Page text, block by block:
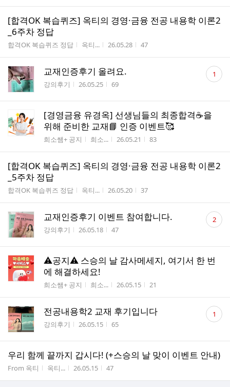
[합격OK 복습퀴즈] 옥티의 경영·금융 전공 내용학 이론2
_6주차 정답
게시판명
합격OK 복습퀴즈 정답 작성자
옥티... 작성시간
26.05.28 조회수
47
교재인증후기 올려요.
게시판명
강의후기 작성시간
26.05.25 조회수
69
댓
글 1
[경영금융 유경옥] 선생님들의 최종합격☕을
위해 준비한 교재📘 인증 이벤트🥰
게시판명
희소쌤+ 공지 작성자
희소... 작성시간
26.05.21 조회수
83
[합격OK 복습퀴즈] 옥티의 경영·금융 전공 내용학 이론2
_5주차 정답
게시판명
합격OK 복습퀴즈 정답 작성자
옥티... 작성시간
26.05.20 조회수
37
교재인증후기 이벤트 참여합니다.
게시판명
강의후기 작성시간
26.05.18 조회수
47
댓
글 2
⚠️공지⚠️ 스승의 날 감사메세지, 여기서 한 번
에 해결하세요!
게시판명
희소쌤+ 공지 작성자
희소... 작성시간
26.05.15 조회수
21
전공내용학2 교재 후기입니다
게시판명
강의후기 작성시간
26.05.15 조회수
65
댓
글 1
우리 함께 끝까지 갑시다! (+스승의 날 맞이 이벤트 안내)
게시판명
From 옥티 작성자
옥티... 작성시간
26.05.15 조회수
47